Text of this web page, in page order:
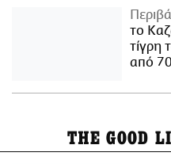
το
τίγρη
από
THE GOOD